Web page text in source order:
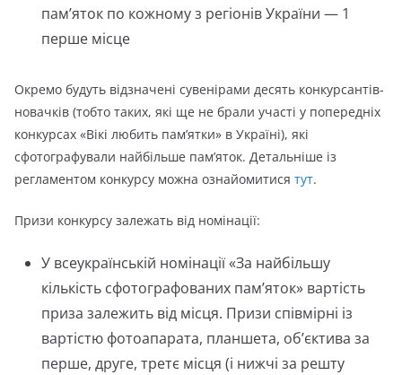
пам’яток по кожному з регіонів України — 1
перше місце
Окремо будуть відзначені сувенірами десять конкурсантів-
новачків (тобто таких, які ще не брали участі у попередніх
конкурсах «Вікі любить пам’ятки» в Україні), які
сфотографували найбільше пам’яток. Детальніше із
регламентом конкурсу можна ознайомитися тут.
Призи конкурсу залежать від номінації:
У всеукраїнській номінації «За найбільшу
кількість сфотографованих пам’яток» вартість
приза залежить від місця. Призи співмірні із
вартістю фотоапарата, планшета, об’єктива за
перше, друге, третє місця (і нижчі за решту